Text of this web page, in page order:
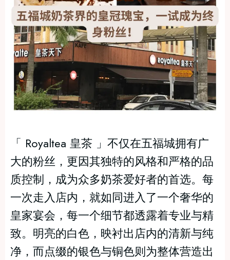
「 Royaltea 皇茶 」不仅在五福城拥有广
大的粉丝，更因其独特的风格和严格的品
质控制，成为众多奶茶爱好者的首选。每
一次走入店内，就如同进入了一个奢华的
皇家宴会，每一个细节都透露着专业与精
致。明亮的白色，映衬出店内的清新与纯
净，而点缀的银色与铜色则为整体营造出